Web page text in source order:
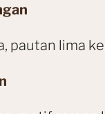
pautan lima